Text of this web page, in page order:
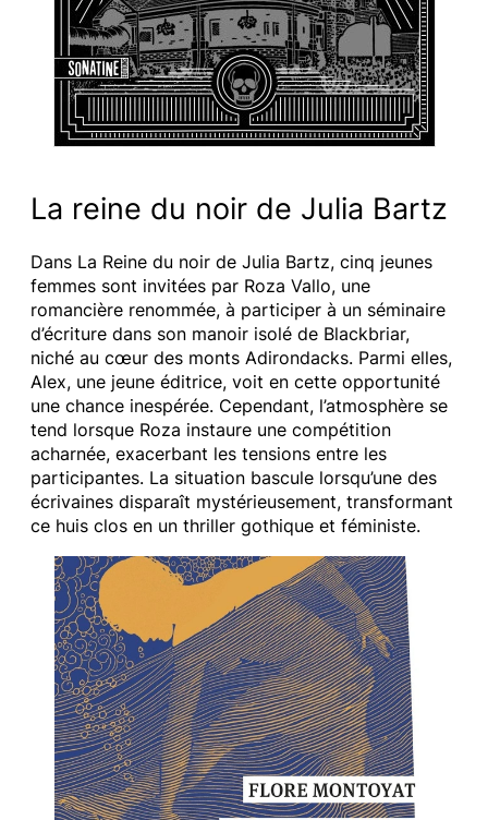
La reine du noir de Julia Bartz
Dans La Reine du noir de Julia Bartz, cinq jeunes
femmes sont invitées par Roza Vallo, une
romancière renommée, à participer à un séminaire
d’écriture dans son manoir isolé de Blackbriar,
niché au cœur des monts Adirondacks. Parmi elles,
Alex, une jeune éditrice, voit en cette opportunité
une chance inespérée. Cependant, l’atmosphère se
tend lorsque Roza instaure une compétition
acharnée, exacerbant les tensions entre les
participantes. La situation bascule lorsqu’une des
écrivaines disparaît mystérieusement, transformant
ce huis clos en un thriller gothique et féministe.